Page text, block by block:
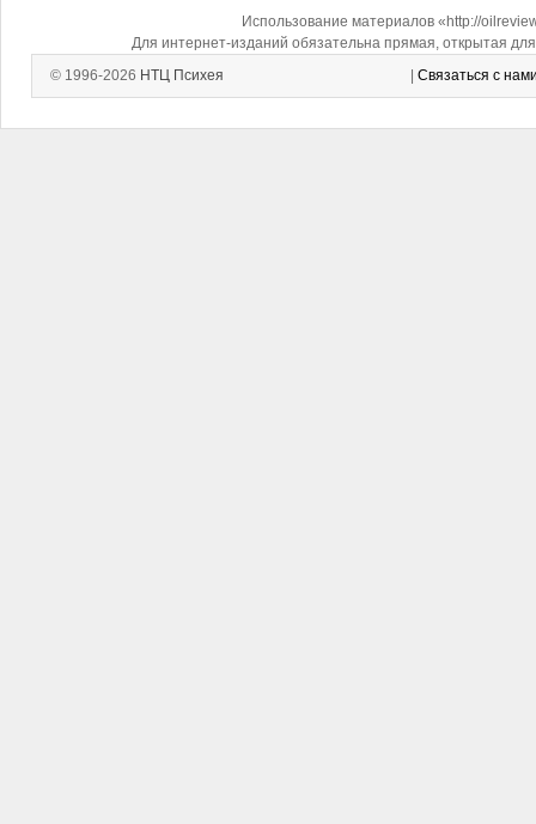
Использование материалов «http://
Для интернет-изданий обязательна прямая, открытая
© 1996-2026 НТЦ Психея Связаться с